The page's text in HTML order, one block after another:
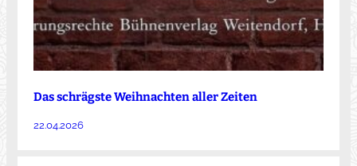
Das schrägste Weihnachten aller Zeiten
22.04.2026